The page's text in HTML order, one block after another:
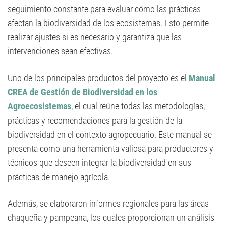
seguimiento constante para evaluar cómo las prácticas
afectan la biodiversidad de los ecosistemas. Esto permite
realizar ajustes si es necesario y garantiza que las
intervenciones sean efectivas.
Uno de los principales productos del proyecto es el Manual
CREA de Gestión de Biodiversidad en los
Agroecosistemas, el cual reúne todas las metodologías,
prácticas y recomendaciones para la gestión de la
biodiversidad en el contexto agropecuario. Este manual se
presenta como una herramienta valiosa para productores y
técnicos que deseen integrar la biodiversidad en sus
prácticas de manejo agrícola.
Además, se elaboraron informes regionales para las áreas
chaqueña y pampeana, los cuales proporcionan un análisis